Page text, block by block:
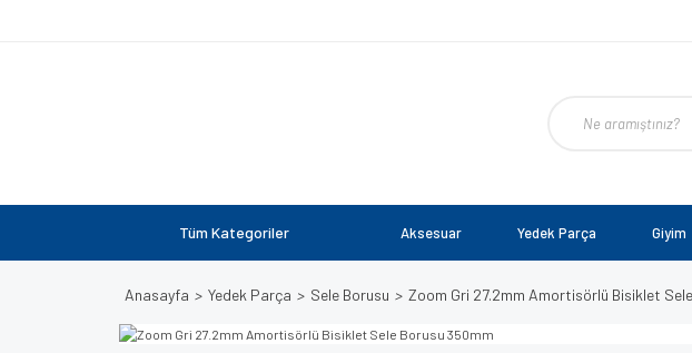
Tüm Kategoriler Aksesuar Yedek Parça Giyim
Anasayfa Yedek Parça Sele Borusu Zoom Gri 27.2mm Amortisörlü Bisiklet